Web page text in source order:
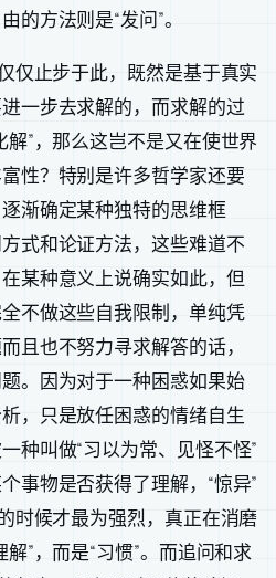
的方法则是“发问”。
仅止步于此，既然是基于真实
一步去求解的，而求解的过
”，那么这岂不是又在使世界
性？特别是许多哲学家还要
渐确定某种独特的思维框
式和论证方法，这些难道不
某种意义上说确实如此，但
不做这些自我限制，单纯凭
且也不努力寻求解答的话，
。因为对于一种困惑如果始
，只是放任困惑的情绪自生
种叫做“习以为常、见怪不怪”
事物是否获得了理解，“惊异”
时候才最为强烈，真正在消磨
”，而是“习惯”。而追问和求